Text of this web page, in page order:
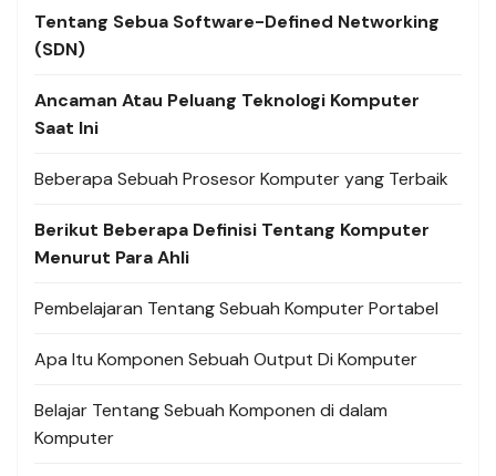
Tentang Sebua Software-Defined Networking
(SDN)
Ancaman Atau Peluang Teknologi Komputer
Saat Ini
Beberapa Sebuah Prosesor Komputer yang Terbaik
Berikut Beberapa Definisi Tentang Komputer
Menurut Para Ahli
Pembelajaran Tentang Sebuah Komputer Portabel
Apa Itu Komponen Sebuah Output Di Komputer
Belajar Tentang Sebuah Komponen di dalam
Komputer